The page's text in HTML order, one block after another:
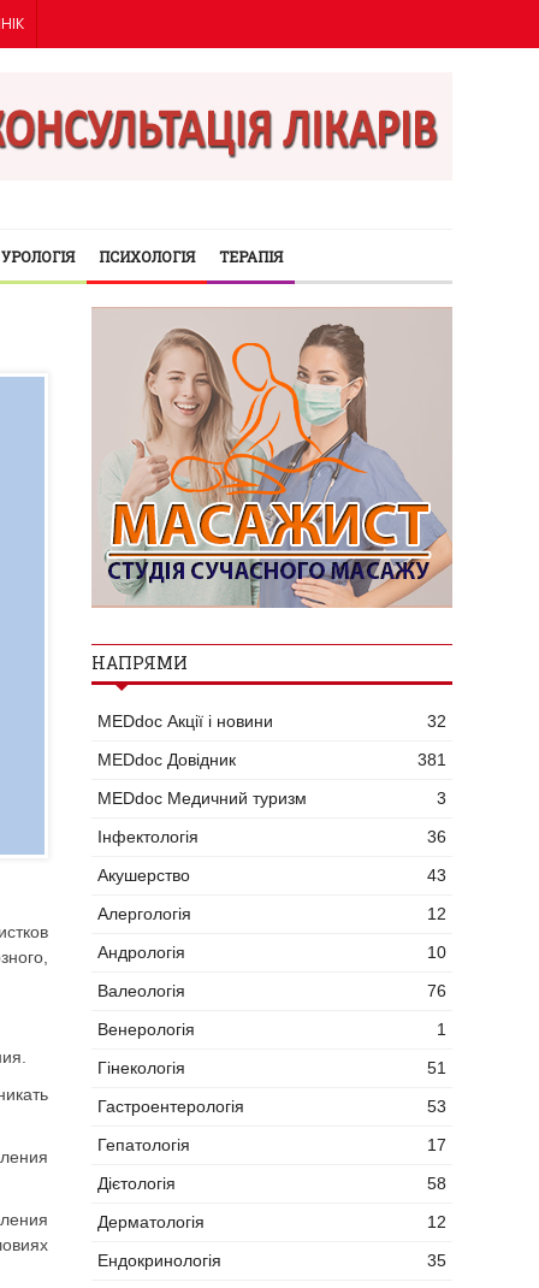
УРОЛОГІЯ ПСИХОЛОГІЯ ТЕРАПІЯ
НАПРЯМИ
MEDdoc Акції і новини
32
MEDdoc Довідник
381
MEDdoc Медичний туризм
3
Інфектологія
36
Акушерство
43
Алергологія
12
Андрологія
10
Валеологія
76
Венерологія
1
Гінекологія
51
Гастроентерологія
53
Гепатологія
17
Дієтологія
58
Дерматологія
12
Ендокринологія
35